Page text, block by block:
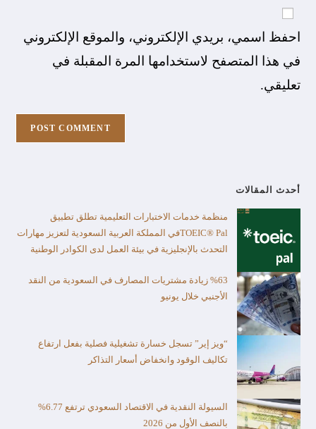
احفظ اسمي، بريدي الإلكتروني، والموقع الإلكتروني
في هذا المتصفح لاستخدامها المرة المقبلة في
تعليقي.
أحدث المقالات
منظمة خدمات الاختبارات التعليمية تطلق تطبيق
TOEIC® Palفي المملكة العربية السعودية لتعزيز مهارات
التحدث بالإنجليزية في بيئة العمل لدى الكوادر الوطنية
%63 زيادة مشتريات المصارف في السعودية من النقد
الأجنبي خلال يونيو
“ويز إير” تسجل خسارة تشغيلية فصلية بفعل ارتفاع
تكاليف الوقود وانخفاض أسعار التذاكر
السيولة النقدية في الاقتصاد السعودي ترتفع 6.77%
بالنصف الأول من 2026